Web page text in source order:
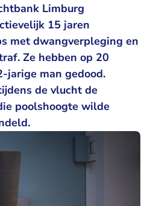
Limburg
15 jaren
met dwangverpleging en
Ze hebben op 20
jarige man gedood.
de vlucht de
poolshoogte wilde